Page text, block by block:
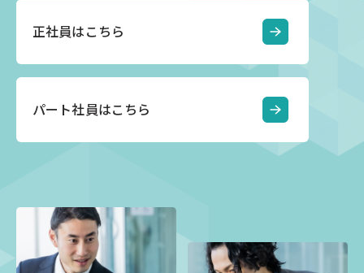
正社員はこちら
パート社員はこちら